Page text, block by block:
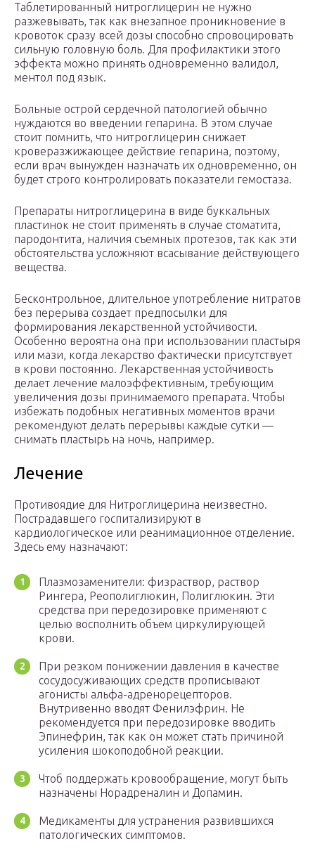
Таблетированный нитроглицерин не нужно
разжевывать, так как внезапное проникновение в
кровоток сразу всей дозы способно спровоцировать
сильную головную боль. Для профилактики этого
эффекта можно принять одновременно валидол,
ментол под язык.
Больные острой сердечной патологией обычно
нуждаются во введении гепарина. В этом случае
стоит помнить, что нитроглицерин снижает
кроверазжижающее действие гепарина, поэтому,
если врач вынужден назначать их одновременно, он
будет строго контролировать показатели гемостаза.
Препараты нитроглицерина в виде буккальных
пластинок не стоит применять в случае стоматита,
пародонтита, наличия съемных протезов, так как эти
обстоятельства усложняют всасывание действующего
вещества.
Бесконтрольное, длительное употребление нитратов
без перерыва создает предпосылки для
формирования лекарственной устойчивости.
Особенно вероятна она при использовании пластыря
или мази, когда лекарство фактически присутствует
в крови постоянно. Лекарственная устойчивость
делает лечение малоэффективным, требующим
увеличения дозы принимаемого препарата. Чтобы
избежать подобных негативных моментов врачи
рекомендуют делать перерывы каждые сутки —
снимать пластырь на ночь, например.
Лечение
Противоядие для Нитроглицерина неизвестно.
Пострадавшего госпитализируют в
кардиологическое или реанимационное отделение.
Здесь ему назначают:
Плазмозаменители: физраствор, раствор
Рингера, Реополиглюкин, Полиглюкин. Эти
средства при передозировке применяют с
целью восполнить объем циркулирующей
крови.
При резком понижении давления в качестве
сосудосуживающих средств прописывают
агонисты альфа-адренорецепторов.
Внутривенно вводят Фенилэфрин. Не
рекомендуется при передозировке вводить
Эпинефрин, так как он может стать причиной
усиления шокоподобной реакции.
Чтоб поддержать кровообращение, могут быть
назначены Норадреналин и Допамин.
Медикаменты для устранения развившихся
патологических симптомов.